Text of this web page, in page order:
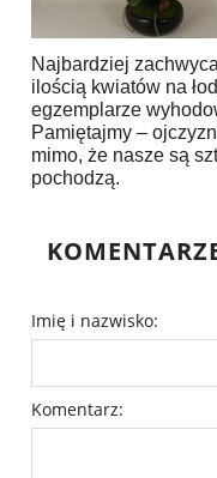
Najbardziej
ilością kwiatów na
egzemplarze
Pamiętajmy –
mimo, że nasze są
pochodzą.
Imię i nazwisko:
Komentarz: